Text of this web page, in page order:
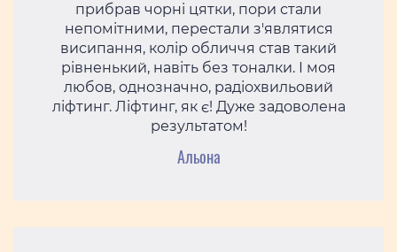
прибрав чорні цятки, пори стали
непомітними, перестали з'являтися
висипання, колір обличчя став такий
рівненький, навіть без тоналки. І моя
любов, однозначно, радіохвильовий
ліфтинг. Ліфтинг, як є! Дуже задоволена
результатом!
Альона